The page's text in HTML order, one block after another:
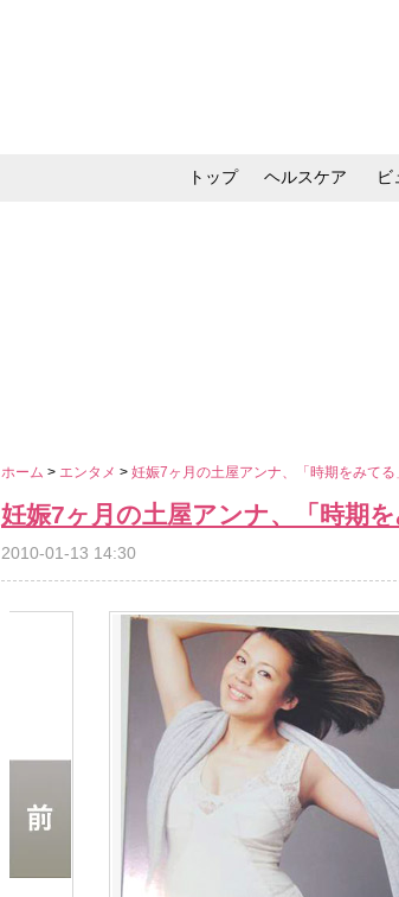
トップ ヘルスケア ビ
ホーム > エンタメ > 妊娠7ヶ月の土屋アンナ、「時期をみて
妊娠7ヶ月の土屋アンナ、「時期
2010-01-13 14:30